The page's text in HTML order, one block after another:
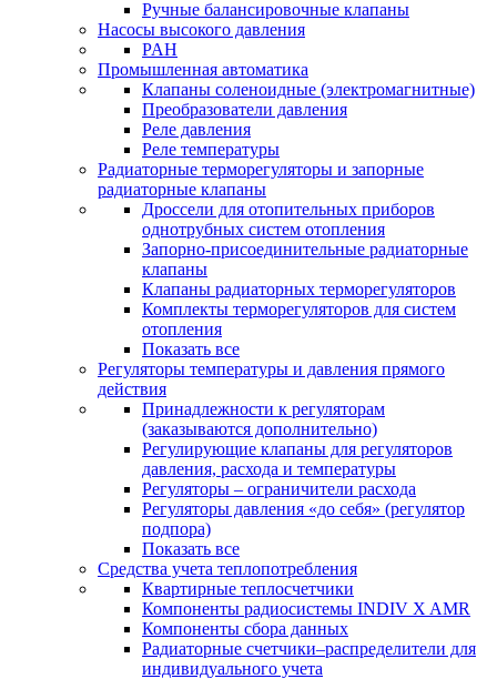
Ручные балансировочные клапаны
Насосы высокого давления
PAH
Промышленная автоматика
Клапаны соленоидные (электромагнитные)
Преобразователи давления
Реле давления
Реле температуры
Радиаторные терморегуляторы и запорные
радиаторные клапаны
Дроссели для отопительных приборов
однотрубных систем отопления
Запорно-присоединительные радиаторные
клапаны
Клапаны радиаторных терморегуляторов
Комплекты терморегуляторов для систем
отопления
Показать все
Регуляторы температуры и давления прямого
действия
Принадлежности к регуляторам
(заказываются дополнительно)
Регулирующие клапаны для регуляторов
давления, расхода и температуры
Регуляторы – ограничители расхода
Регуляторы давления «до себя» (регулятор
подпора)
Показать все
Средства учета теплопотребления
Квартирные теплосчетчики
Компоненты радиосистемы INDIV X AMR
Компоненты сбора данных
Радиаторные счетчики–распределители для
индивидуального учета